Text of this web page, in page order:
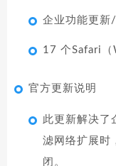
企业功能更新
17 个Safari
官方更新说明
此更新解决了
滤网络扩展时
闭。